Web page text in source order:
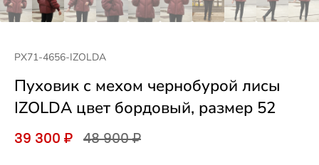
PX71-4656-IZOLDA
Пуховик с мехом чернобурой лисы
IZOLDA цвет бордовый, размер 52
39 300 ₽ 48 900 ₽